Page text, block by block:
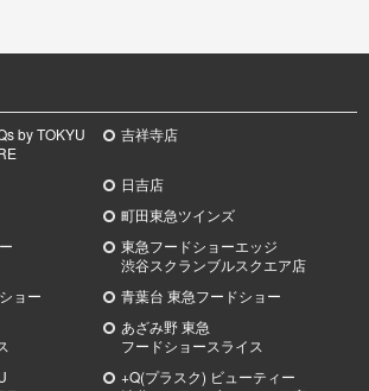
by TOKYU
吉祥寺店
日吉店
町田東急ツインズ
東急フードショーエッジ
渋谷スクランブルスクエア店
ョー
青葉台 東急フードショー
あざみ野東急
フードショースライス
+Q(プラスク) ビューティー